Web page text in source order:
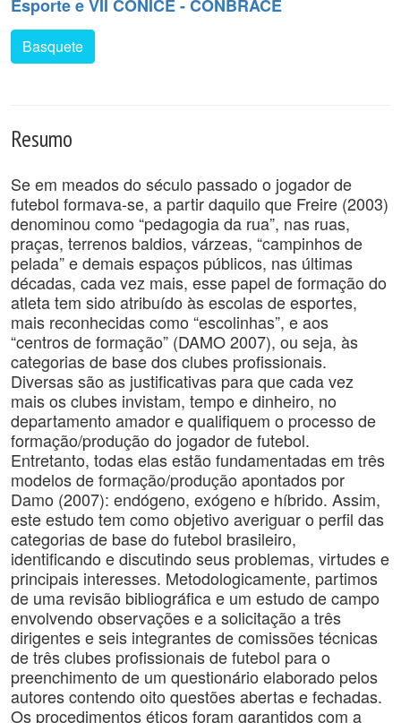
Esporte e VII CONICE - CONBRACE
Basquete
Resumo
Se em meados do século passado o jogador de
futebol formava-se, a partir daquilo que Freire (2003)
denominou como “pedagogia da rua”, nas ruas,
praças, terrenos baldios, várzeas, “campinhos de
pelada” e demais espaços públicos, nas últimas
décadas, cada vez mais, esse papel de formação do
atleta tem sido atribuído às escolas de esportes,
mais reconhecidas como “escolinhas”, e aos
“centros de formação” (DAMO 2007), ou seja, às
categorias de base dos clubes profissionais.
Diversas são as justificativas para que cada vez
mais os clubes invistam, tempo e dinheiro, no
departamento amador e qualifiquem o processo de
formação/produção do jogador de futebol.
Entretanto, todas elas estão fundamentadas em três
modelos de formação/produção apontados por
Damo (2007): endógeno, exógeno e híbrido. Assim,
este estudo tem como objetivo averiguar o perfil das
categorias de base do futebol brasileiro,
identificando e discutindo seus problemas, virtudes e
principais interesses. Metodologicamente, partimos
de uma revisão bibliográfica e um estudo de campo
envolvendo observações e a solicitação a três
dirigentes e seis integrantes de comissões técnicas
de três clubes profissionais de futebol para o
preenchimento de um questionário elaborado pelos
autores contendo oito questões abertas e fechadas.
Os procedimentos éticos foram garantidos com a